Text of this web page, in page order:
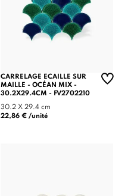
CARRELAGE ECAILLE SUR
MAILLE - OCÉAN MIX -
30.2X29.4CM - FV2702210
30.2 X 29.4 cm
22,86 € /unité